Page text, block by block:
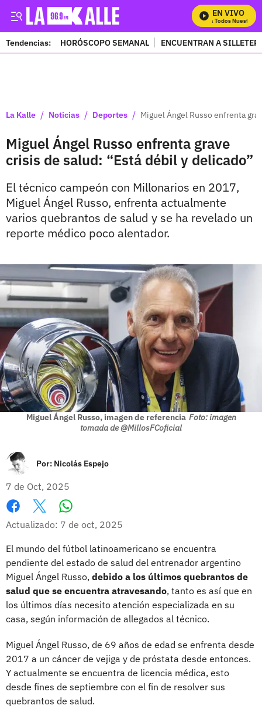
EN VIVO
Mira Todos Nuestros
Tendencias: HORÓSCOPO SEMANAL ENCUENTRAN A
La Kalle / Noticias / Deportes / Miguel Ángel Russo enfrenta
Miguel Ángel Russo enfrenta grave
crisis de salud: “Está débil y delicado”
El técnico campeón con Millonarios en 2017,
Miguel Ángel Russo, enfrenta actualmente
varios quebrantos de salud y se ha revelado un
reporte médico poco alentador.
Miguel Ángel Russo, imagen de referencia Foto: imagen
tomada de @MillosFCoficial
Por: Nicolás Espejo
7 de Oct, 2025
Facebook
X
Actualizado: 7 de oct, 2025
El mundo del fútbol latinoamericano se encuentra
pendiente del estado de salud del entrenador argentino
Miguel Ángel Russo, debido a los últimos quebrantos de
salud que se encuentra atravesando, tanto es así que en
los últimos días necesito atención especializada en su
casa, según información de allegados al técnico.
Miguel Ángel Russo, de 69 años de edad se enfrenta desde
2017 a un cáncer de vejiga y de próstata desde entonces.
Y actualmente se encuentra de licencia médica, esto
desde fines de septiembre con el fin de resolver sus
quebrantos de salud.